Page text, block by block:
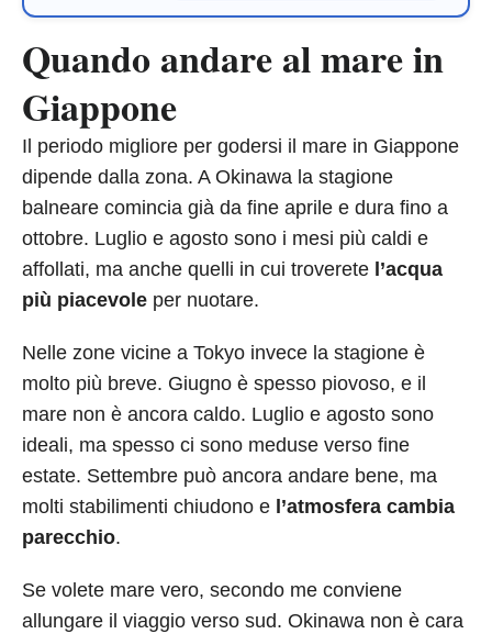
Quando andare al mare in
Giappone
Il periodo migliore per godersi il mare in Giappone
dipende dalla zona. A Okinawa la stagione
balneare comincia già da fine aprile e dura fino a
ottobre. Luglio e agosto sono i mesi più caldi e
affollati, ma anche quelli in cui troverete l’acqua
più piacevole per nuotare.
Nelle zone vicine a Tokyo invece la stagione è
molto più breve. Giugno è spesso piovoso, e il
mare non è ancora caldo. Luglio e agosto sono
ideali, ma spesso ci sono meduse verso fine
estate. Settembre può ancora andare bene, ma
molti stabilimenti chiudono e l’atmosfera cambia
parecchio.
Se volete mare vero, secondo me conviene
allungare il viaggio verso sud. Okinawa non è cara